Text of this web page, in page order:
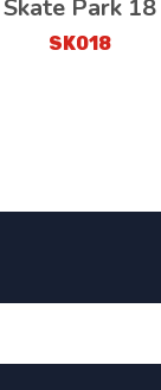
Skate Park 18
SK018